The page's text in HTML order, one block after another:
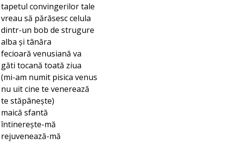
tapetul convingerilor tale
vreau să părăsesc celula
dintr-un bob de strugure
alba și tânăra
fecioară venusiană va
găti tocană toată ziua
(mi-am numit pisica venus
nu uit cine te venerează
te stăpânește)
maică sfantă
întinerește-mă
rejuvenează-mă